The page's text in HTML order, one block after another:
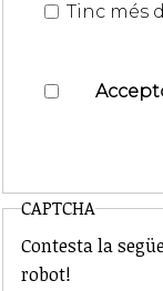
Tinc més
CAPTCHA
Contesta la
robot!